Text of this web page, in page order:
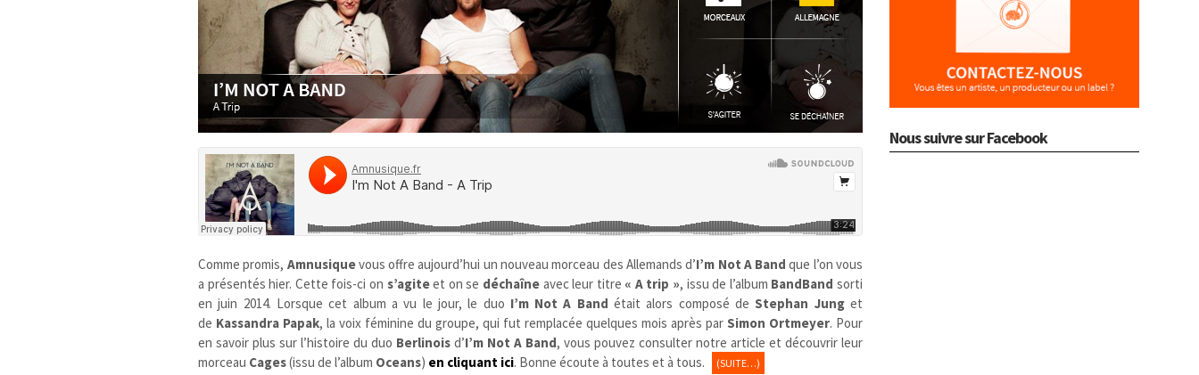
Comme promis, Amnusiquevous offre aujourd’hui un nouveau morceau des Allemands d’I’m Not A Band que l’on vous
a présentés hier. Cette fois-ci on s’agiteet on se déchaîneavec leur titre « A trip », issu de l’album BandBand sorti
en juin 2014. Lorsque cet album a vu le jour, le duo I’m Not A Band était alors composé deStephan Junget
de Kassandra Papak, la voix féminine du groupe, qui fut remplacée quelques mois après par Simon Ortmeyer. Pour
en savoir plus sur l’histoire du duo Berlinois d’I’m Not A Band, vous pouvez consulter notre article et découvrir leur
morceau Cages(issu de l’album Oceans) en cliquant ici. Bonne écoute à toutes et à tous. (SUITE…)
Nous suivre sur Facebook